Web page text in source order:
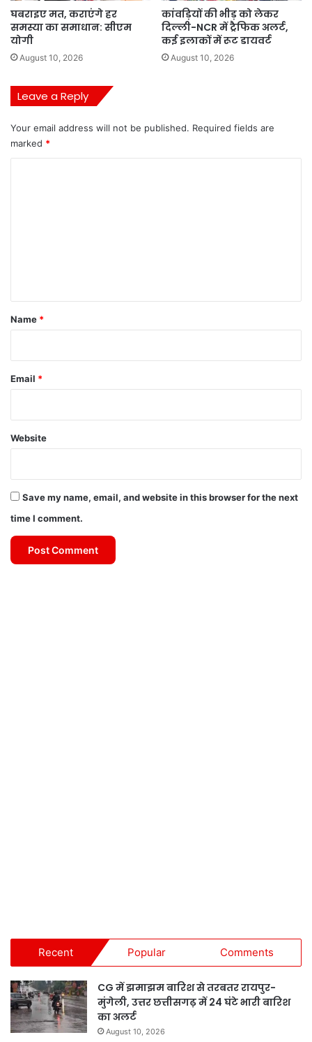
घबराइए मत, कराएंगे हर
समस्या का समाधान: सीएम
योगी
August 10, 2026
कांवड़ियों की भीड़ को लेकर
दिल्ली-NCR में ट्रैफिक अलर्ट,
कई इलाकों में रूट डायवर्ट
August 10, 2026
Leave a Reply
Your email address will not be published. Required fields are
marked *
*
Name *
Email *
Website
Save my name, email, and website in this browser for the next
time I comment.
Recent Popular Comments
CG में झमाझम बारिश से तरबतर रायपुर-
मुंगेली, उत्तर छत्तीसगढ़ में 24 घंटे भारी बारिश
का अलर्ट
August 10, 2026